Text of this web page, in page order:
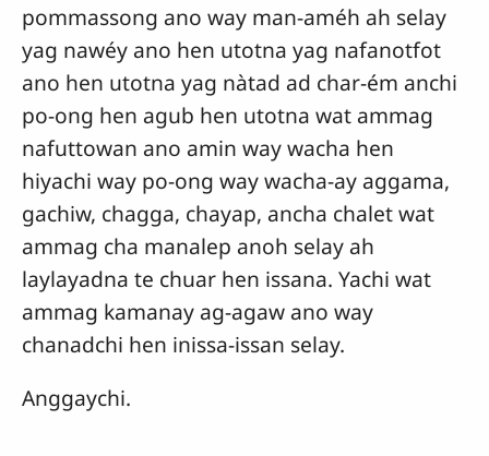
pommassong ano way man-améh ah selay
yag nawéy ano hen utotna yag nafanotfot
ano hen utotna yag nàtad ad char-ém anchi
po-ong hen agub hen utotna wat ammag
nafuttowan ano amin way wacha hen
hiyachi way po-ong way wacha-ay aggama,
gachiw, chagga, chayap, ancha chalet wat
ammag cha manalep anoh selay ah
laylayadna te chuar hen issana. Yachi wat
ammag kamanay ag-agaw ano way
chanadchi hen inissa-issan selay.
Anggaychi.